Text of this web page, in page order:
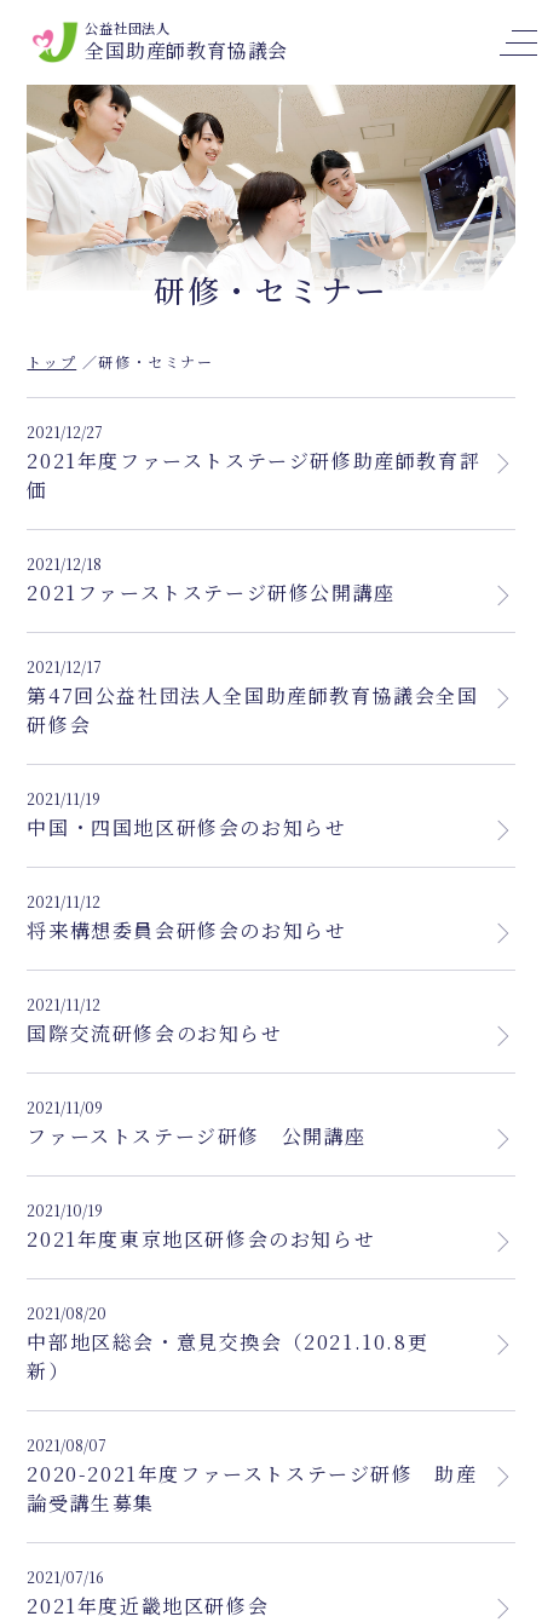
公益社団法人
全国助産師教育協議会
研修・セミナー
トップ 研修・セミナー
2021/12/27
2021年度ファーストステージ研修助産師教育評
価
2021/12/18
2021ファーストステージ研修公開講座
2021/12/17
第47回公益社団法人全国助産師教育協議会全国
研修会
2021/11/19
中国・四国地区研修会のお知らせ
2021/11/12
将来構想委員会研修会のお知らせ
2021/11/12
国際交流研修会のお知らせ
2021/11/09
ファーストステージ研修 公開講座
2021/10/19
2021年度東京地区研修会のお知らせ
2021/08/20
中部地区総会・意見交換会（2021.10.8更
新）
2021/08/07
2020-2021年度ファーストステージ研修 助産
論受講生募集
2021/07/16
2021年度近畿地区研修会